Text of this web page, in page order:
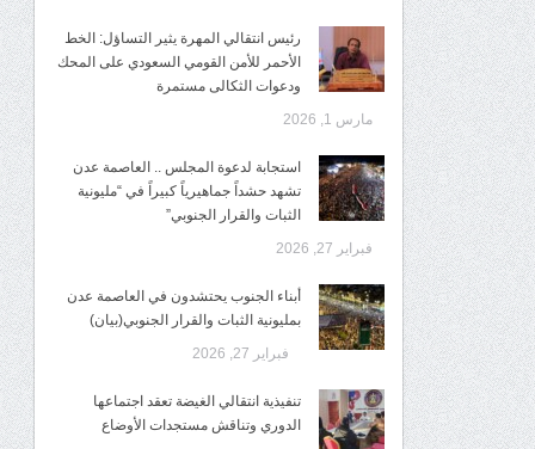
رئيس انتقالي المهرة يثير التساؤل: الخط
الأحمر للأمن القومي السعودي على المحك
ودعوات الثكالى مستمرة
مارس 1, 2026
استجابة لدعوة المجلس .. العاصمة عدن
تشهد حشداً جماهيرياً كبيراً في “مليونية
الثبات والقرار الجنوبي”
فبراير 27, 2026
أبناء الجنوب يحتشدون في العاصمة عدن
بمليونية الثبات والقرار الجنوبي(بيان)
فبراير 27, 2026
تنفيذية انتقالي الغيضة تعقد اجتماعها
الدوري وتناقش مستجدات الأوضاع